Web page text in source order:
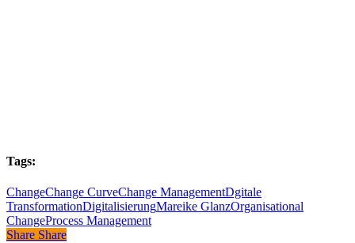
Tags:
ChangeChange CurveChange ManagementDgitale
TransformationDigitalisierungMareike GlanzOrganisational
ChangeProcess Management
Share
Share Share